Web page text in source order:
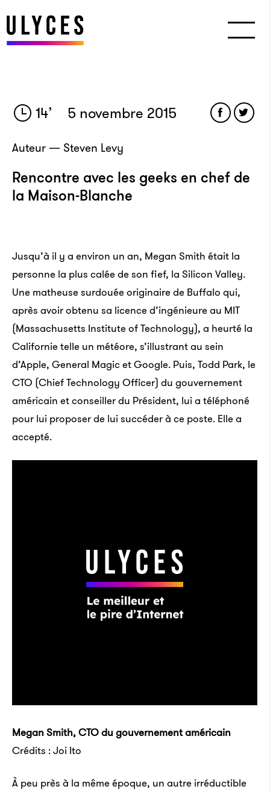
14’ 5 novembre 2015
Auteur — Steven Levy
Rencontre avec les geeks en chef de
la Maison-Blanche
Jusqu’à il y a environ un an, Megan Smith était la
personne la plus calée de son fief, la Silicon Valley.
Une matheuse surdouée originaire de Buffalo qui,
après avoir obtenu sa licence d’ingénieure au MIT
(Massachusetts Institute of Technology), a heurté la
Californie telle un météore, s’illustrant au sein
d’Apple, General Magic et Google. Puis, Todd Park, le
CTO (Chief Technology Officer) du gouvernement
américain et conseiller du Président, lui a téléphoné
pour lui proposer de lui succéder à ce poste. Elle a
accepté.
Megan Smith, CTO du gouvernement américain
Crédits : Joi Ito
À peu près à la même époque, un autre irréductible